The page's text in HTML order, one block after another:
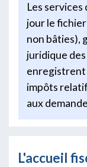
Les
jour le
non bâties),
juridique
enregistrent
impôts
aux
L'accueil